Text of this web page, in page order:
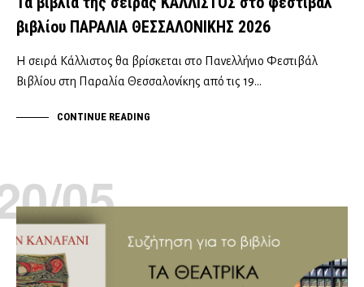
βιβλίου ΠΑΡΑΛΙΑ ΘΕΣΣΑΛΟΝΙΚΗΣ 2026
Η σειρά Κάλλιστος θα βρίσκεται στο Πανελλήνιο Φεστιβάλ
Βιβλίου στη Παραλία Θεσσαλονίκης από τις 19…
CONTINUE READING
05